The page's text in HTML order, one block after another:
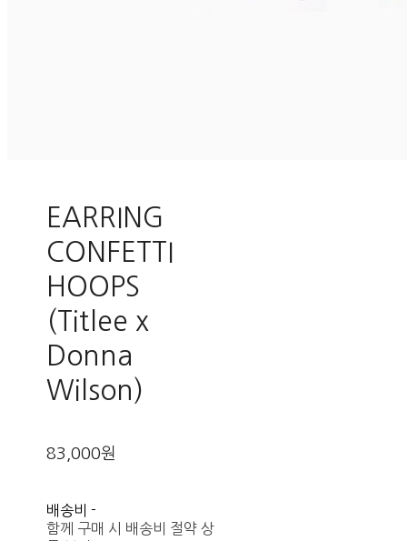
EARRING
CONFETTI
HOOPS
(Titlee x
Donna
Wilson)
83,000원
배송비-
함께 구매 시 배송비 절약 상